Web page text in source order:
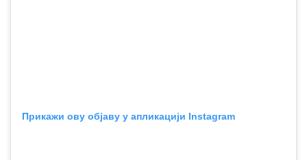
Прикажи ову објаву у апликацији Instagram